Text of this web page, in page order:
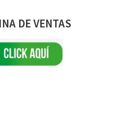
DE VENTAS